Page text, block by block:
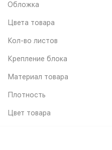
Обложка
Цвета товара
Кол-во листов
Крепление блока
Материал товара
Плотность
Цвет товара